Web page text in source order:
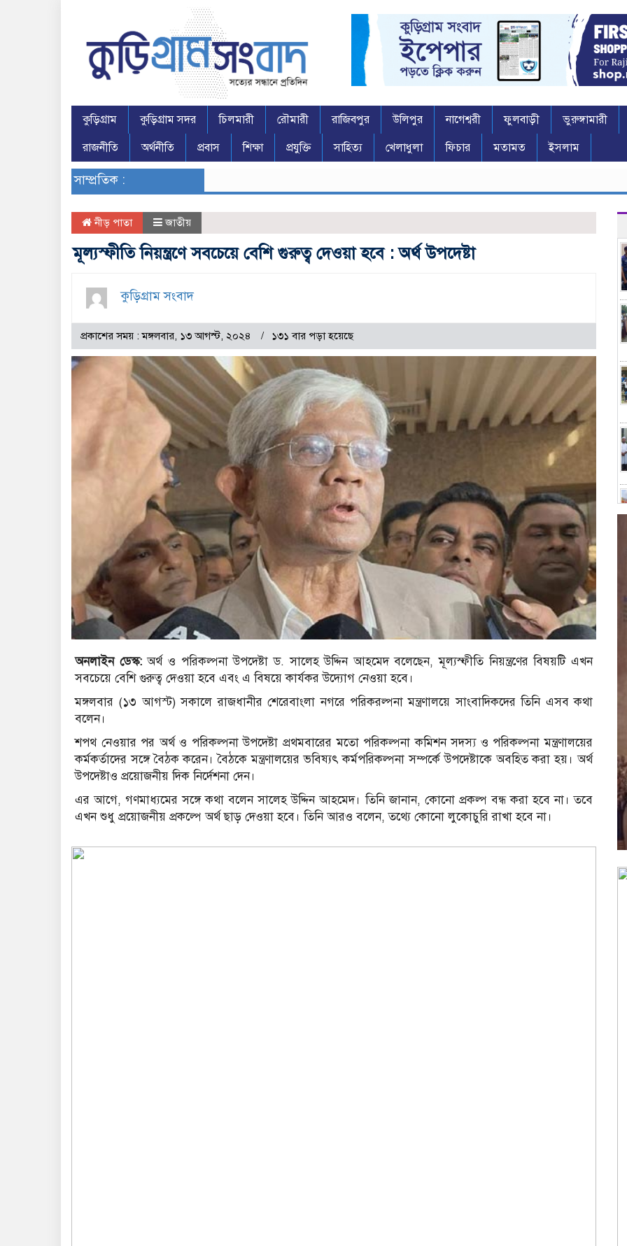
কুড়িগ্রাম কুড়িগ্রাম সদর চিলমারী রৌমারী রাজিবপুর উলিপুর নাগেশ্বরী ফুলবাড়ী ভুরুঙ্গামারী
রাজনীতি
অর্থনীতি প্রবাস শিক্ষা প্রযুক্তি সাহিত্য খেলাধুলা ফিচার মতামত ইসলাম
সাম্প্রতিক :
নীড় পাতা জাতীয়
মূল্যস্ফীতি নিয়ন্ত্রণে সবচেয়ে বেশি গুরুত্ব দেওয়া হবে : অর্থ উপদেষ্টা
কুড়িগ্রাম সংবাদ
প্রকাশের সময় : মঙ্গলবার, ১৩ আগস্ট, ২০২৪ ১৩১ বার পড়া হয়েছে
অনলাইন ডেস্ক:অর্থ ও পরিকল্পনা উপদেষ্টা ড. সালেহ উদ্দিন আহমেদ বলেছেন, মূল্যস্ফীতি নিয়ন্ত্রণের বিষয়টি এখন
সবচেয়ে বেশি গুরুত্ব দেওয়া হবে এবং এ বিষয়ে কার্যকর উদ্যোগ নেওয়া হবে।
মঙ্গলবার (১৩ আগস্ট) সকালে রাজধানীর শেরেবাংলা নগরে পরিকরল্পনা মন্ত্রণালয়ে সাংবাদিকদের তিনি এসব কথা
বলেন।
শপথ নেওয়ার পর অর্থ ও পরিকল্পনা উপদেষ্টা প্রথমবারের মতো পরিকল্পনা কমিশন সদস্য ও পরিকল্পনা মন্ত্রণালয়ের
কর্মকর্তাদের সঙ্গে বৈঠক করেন। বৈঠকে মন্ত্রণালয়ের ভবিষ্যৎ কর্মপরিকল্পনা সম্পর্কে উপদেষ্টাকে অবহিত করা হয়। অর্থ
উপদেষ্টাও প্রয়োজনীয় দিক নির্দেশনা দেন।
এর আগে, গণমাধ্যমের সঙ্গে কথা বলেন সালেহ উদ্দিন আহমেদ। তিনি জানান, কোনো প্রকল্প বন্ধ করা হবে না। তবে
এখন শুধু প্রয়োজনীয় প্রকল্পে অর্থ ছাড় দেওয়া হবে। তিনি আরও বলেন, তথ্যে কোনো লুকোচুরি রাখা হবে না।